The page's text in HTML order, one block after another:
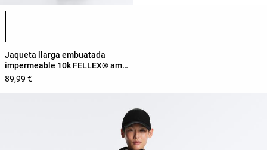
Jaqueta llarga embuatada
impermeable 10k FELLEX® amb
AEROGEL
89,99 €